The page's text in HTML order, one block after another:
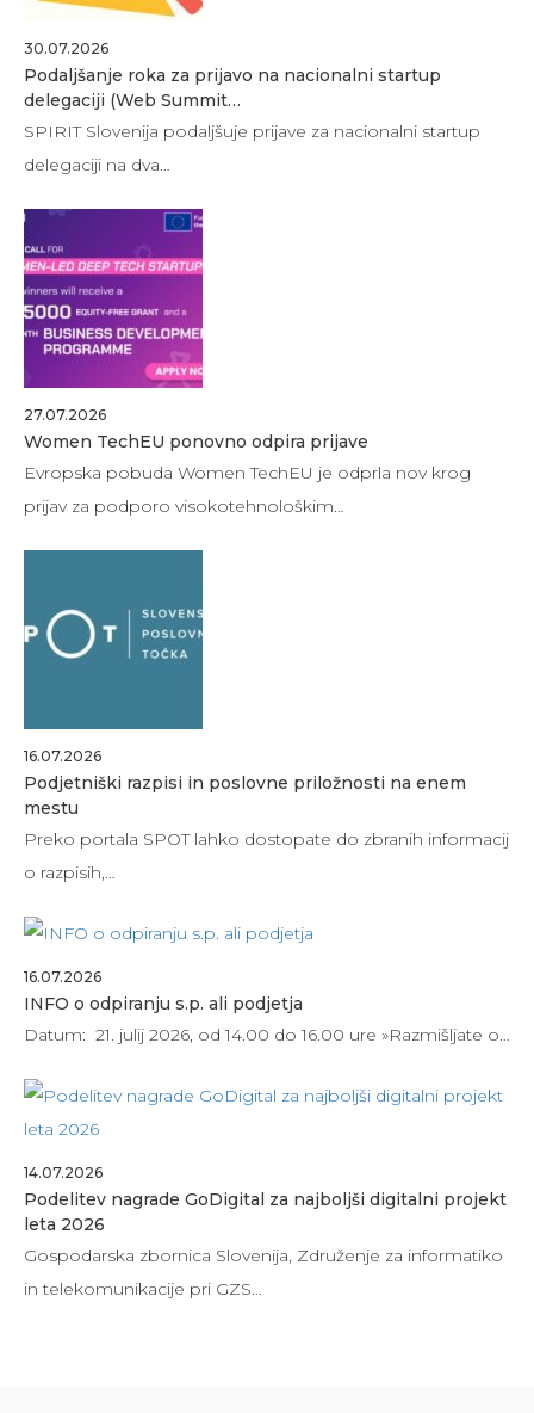
30.07.2026
Podaljšanje roka za prijavo na nacionalni startup
delegaciji (Web Summit…
SPIRIT Slovenija podaljšuje prijave za nacionalni startup
delegaciji na dva…
27.07.2026
Women TechEU ponovno odpira prijave
Evropska pobuda Women TechEU je odprla nov krog
prijav za podporo visokotehnološkim…
16.07.2026
Podjetniški razpisi in poslovne priložnosti na enem
mestu
Preko portala SPOT lahko dostopate do zbranih informacij
o razpisih,…
16.07.2026
INFO o odpiranju s.p. ali podjetja
Datum: 21. julij 2026, od 14.00 do 16.00 ure »Razmišljate o…
14.07.2026
Podelitev nagrade GoDigital za najboljši digitalni projekt
leta 2026
Gospodarska zbornica Slovenija, Združenje za informatiko
in telekomunikacije pri GZS…